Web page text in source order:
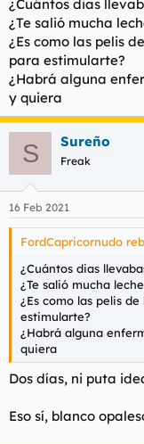
¿Cuántos dias
¿Te salió mucha
¿Es como las pelis
para estimularte?
¿Habrá alguna
y quiera
S Sureño
Freak
16 Feb 2021
FordCapricornudo
¿Cuántos dias
¿Te salió mucha
¿Es como las pelis
estimularte?
¿Habrá alguna
quiera
Dos días, ni puta
Eso sí, blanco